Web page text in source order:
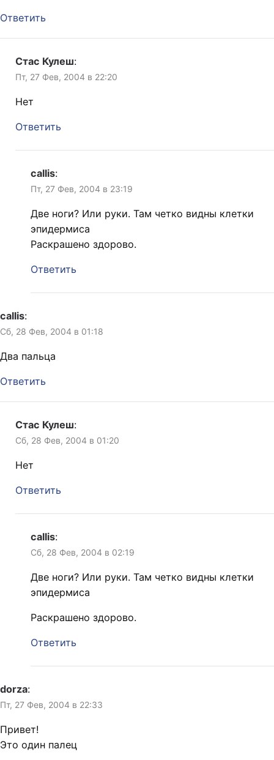
Ответить
Стас Кулеш:
Пт, 27 Фев, 2004 в 22:20
Нет
Ответить
callis:
Пт, 27 Фев, 2004 в 23:19
Две ноги? Или руки. Там четко видны клетки
эпидермиса
Раскрашено здорово.
Ответить
callis:
Сб, 28 Фев, 2004 в 01:18
Два пальца
Ответить
Стас Кулеш:
Сб, 28 Фев, 2004 в 01:20
Нет
Ответить
callis:
Сб, 28 Фев, 2004 в 02:19
Две ноги? Или руки. Там четко видны клетки
эпидермиса
Раскрашено здорово.
Ответить
dorza:
Пт, 27 Фев, 2004 в 22:33
Привет!
Это один палец